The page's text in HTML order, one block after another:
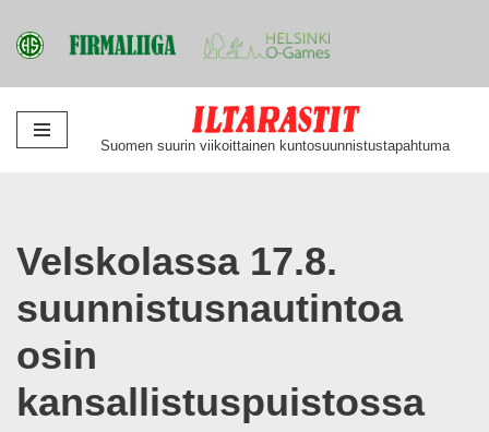
Siirry
Suomen suurin viikoittainen kuntosuunnistustapahtuma
Velskolassa 17.8.
suunnistusnautintoa
osin
kansallistuspuistossa